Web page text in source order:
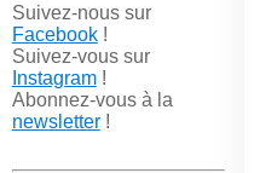
Suivez-nous sur
Facebook!
Suivez-vous sur
Instagram!
Abonnez-vous à la
newsletter!